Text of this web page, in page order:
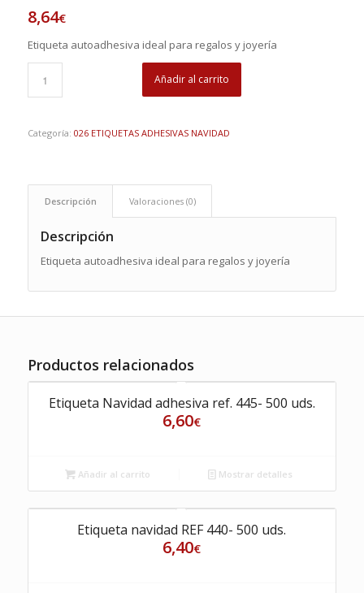
8,64€
Etiqueta autoadhesiva ideal para regalos y joyería
Añadir al carrito
Categoría: 026 ETIQUETAS ADHESIVAS NAVIDAD
Descripción Valoraciones (0)
Descripción
Etiqueta autoadhesiva ideal para regalos y joyería
Productos relacionados
Etiqueta Navidad adhesiva ref. 445- 500 uds.
6,60€
Añadir al carrito Mostrar detalles
Etiqueta navidad REF 440- 500 uds.
6,40€